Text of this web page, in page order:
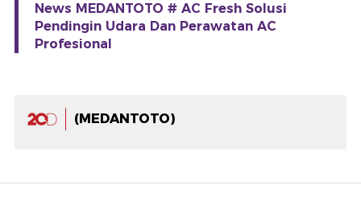
News MEDANTOTO # AC Fresh Solusi
Pendingin Udara Dan Perawatan AC
Profesional
(MEDANTOTO)